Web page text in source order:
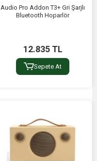
Audio Pro Addon T3+ Gri Şarjlı
Bluetooth Hoparlör
12.835 TL
Sepete At